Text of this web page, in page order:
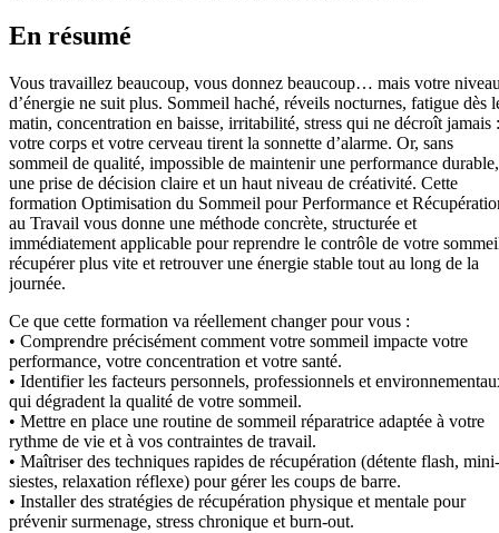
En résumé
Vous travaillez beaucoup, vous donnez beaucoup… mais votre
d’énergie ne suit plus. Sommeil haché, réveils nocturnes, fatigue dès
matin, concentration en baisse, irritabilité, stress qui ne décroît jamais :
votre corps et votre cerveau tirent la sonnette d’alarme. Or, sans
sommeil de qualité, impossible de maintenir une performance durable,
une prise de décision claire et un haut niveau de créativité. Cette
formation Optimisation du Sommeil pour Performance et
au Travail vous donne une méthode concrète, structurée et
immédiatement applicable pour reprendre le contrôle de votre
récupérer plus vite et retrouver une énergie stable tout au long de la
journée.
Ce que cette formation va réellement changer pour vous :
• Comprendre précisément comment votre sommeil impacte votre
performance, votre concentration et votre santé.
• Identifier les facteurs personnels, professionnels et
qui dégradent la qualité de votre sommeil.
• Mettre en place une routine de sommeil réparatrice adaptée à votre
rythme de vie et à vos contraintes de travail.
• Maîtriser des techniques rapides de récupération (détente flash, mini-
siestes, relaxation réflexe) pour gérer les coups de barre.
• Installer des stratégies de récupération physique et mentale pour
prévenir surmenage, stress chronique et burn-out.